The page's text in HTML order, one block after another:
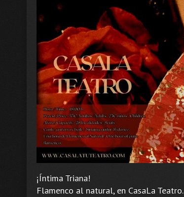
¡Íntima Triana!
Flamenco al natural, en CasaLa Teatro.